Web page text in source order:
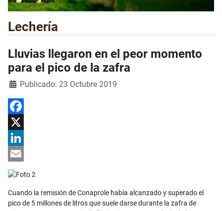
Lechería
Lluvias llegaron en el peor momento
para el pico de la zafra
DetallesPublicado: 23 Octubre 2019
Facebook
X
LinkedIn
Email
Cuando la remisión de Conaprole había alcanzado y superado el
pico de 5 millones de litros que suele darse durante la zafra de